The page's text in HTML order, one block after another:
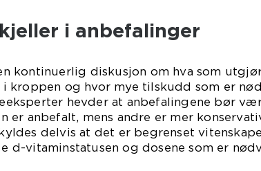
i anbefalinger
kontinuerlig diskusjon om hva som
kroppen og hvor mye tilskudd som er
hevder at anbefalingene bør
er anbefalt, mens andre er mer
delvis at det er begrenset
d-vitaminstatusen og dosene som er